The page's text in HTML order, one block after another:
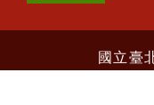
國立臺